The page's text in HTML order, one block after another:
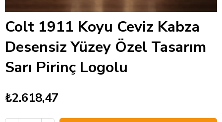
Colt 1911 Koyu Ceviz Kabza
Desensiz Yüzey Özel Tasarım
Sarı Pirinç Logolu
₺2.618,47